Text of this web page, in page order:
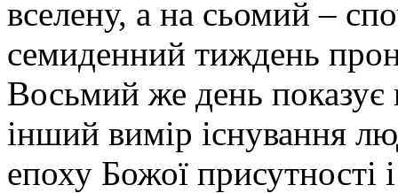
вселену, а на сьомий –
семиденний тиждень
Восьмий же день показує
інший вимір існування
епоху Божої присутності